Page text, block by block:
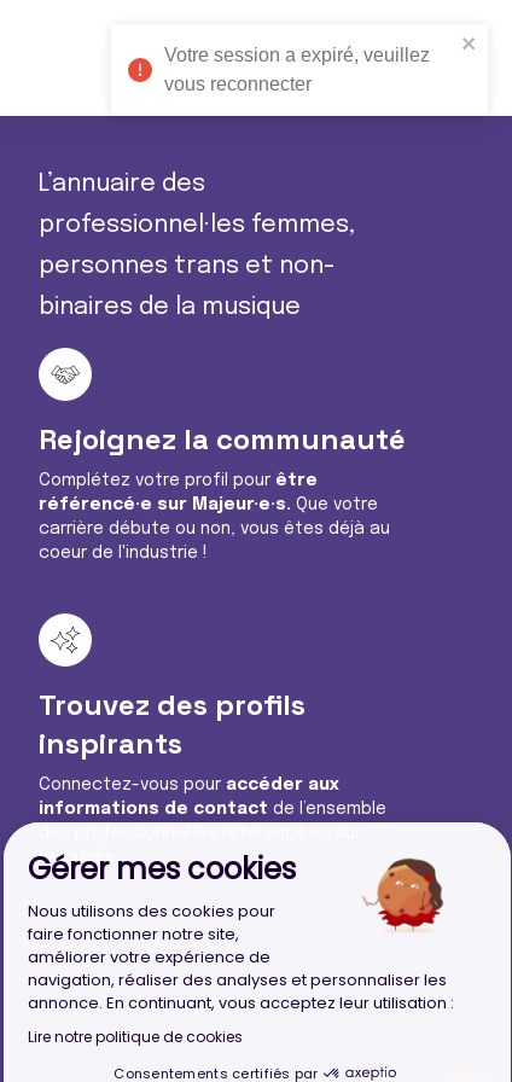
L’annuaire des
professionnel·les femmes,
personnes trans et non-
binaires de la musique
Rejoignez la communauté
Complétez votre profil pour être
référencé·e sur Majeur·e·s. Que votre
carrière débute ou non, vous êtes déjà au
coeur de l'industrie !
Trouvez des profils
inspirants
Connectez-vous pour accéder aux
informations de contact de l’ensemble
l’annuaire.
Votre session a expiré, veuillez
vous reconnecter
Continuer sans accepter
Gérer mes cookies
Nous utilisons des cookies pour
faire fonctionner notre site,
améliorer votre expérience de
navigation, réaliser des analyses et personnaliser les
annonce. En continuant, vous acceptez leur utilisation :
Lire notre politique de cookies
Consentements certifiés par